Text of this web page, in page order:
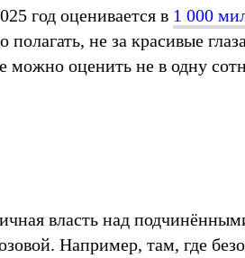
год оценивается в 1 000
не за красивые
можно оценить не в одну
власть над
Например, там, где